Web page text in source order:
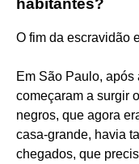
O fim da escravidão
Em São Paulo,
começaram a surgir
negros, que agora
casa-grande, havia
chegados, que